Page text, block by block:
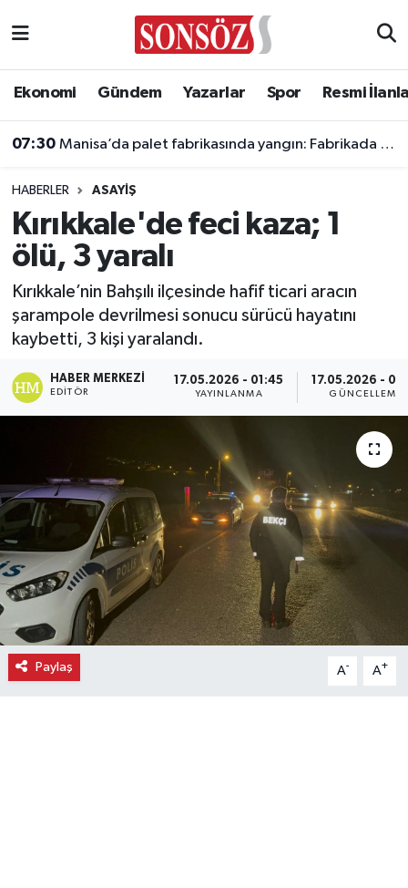
Ekonomi Gündem Yazarlar Spor Resmi
07:30 Manisa’da palet fabrikasında yangın: Fabrikada hasar oluştu
HABERLER ASAYIŞ
Kırıkkale'de feci kaza; 1
ölü, 3 yaralı
Kırıkkale’nin Bahşılı ilçesinde hafif ticari aracın
şarampole devrilmesi sonucu sürücü hayatını
kaybetti, 3 kişi yaralandı.
HABER MERKEZI
EDITÖR
17.05.2026 - 01:45
YAYINLANMA
17.05.2026 -
GÜNCELLEME
Paylaş A- A+
Asayiş
Biyografi
Çevre
Diğer
Dünya
Eğitim
Eleman
Emlak
Gündem
Gurme
Haber
Ankara Nöbetçi Eczaneler
Ankara Trafik Yoğunluk Haritası
Süper Lig Puan Durumu ve Fikstür
Tüm Manşetler
Son Dakika Haberleri
Haber Arşivi